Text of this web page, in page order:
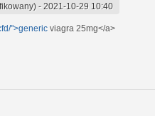
- 2021-10-29 10:40
">generic viagra 25mg</a>